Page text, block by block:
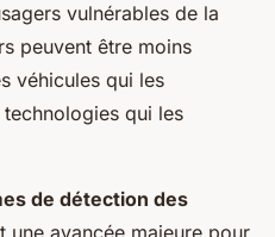
vulnérables de la
peuvent être moins
véhicules qui les
qui les
de détection des
une avancée majeure pour